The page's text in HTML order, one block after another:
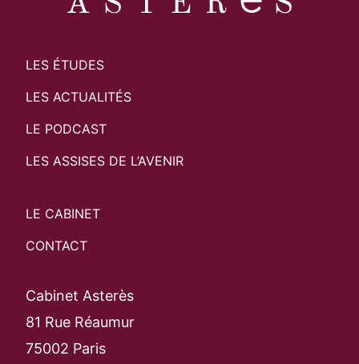
LES ÉTUDES
LES ACTUALITÉS
LE PODCAST
LES ASSISES DE L’AVENIR
LE CABINET
CONTACT
Cabinet Asterès
81 Rue Réaumur
75002 Paris